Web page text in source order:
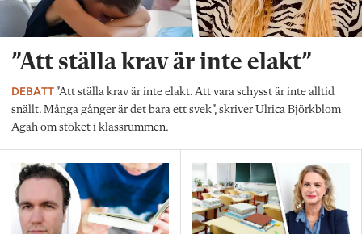
”Att ställa krav är inte elakt”
DEBATT”Att ställa krav är inte elakt. Att vara schysst är inte alltid
snällt. Många gånger är det bara ett svek”, skriver Ulrica Björkblom
Agah om stöket i klassrummen.